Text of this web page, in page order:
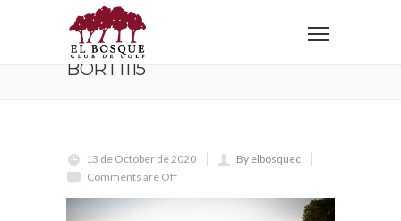
Home BORT1115
BORT1115
13 de October de 2020
By elbosquec
Comments are Off